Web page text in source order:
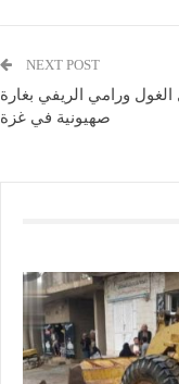
NEXT POST
ورامي الريفي بغارة
صهيونية في غزة